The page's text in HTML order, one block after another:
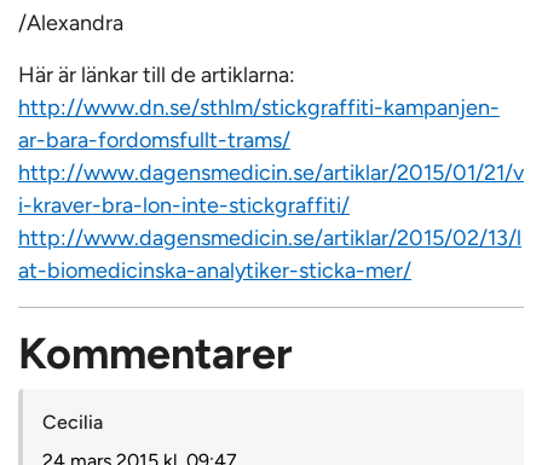
/Alexandra
Här är länkar till de artiklarna:
http://www.dn.se/sthlm/stickgraffiti-kampanjen-
ar-bara-fordomsfullt-trams/
http://www.dagensmedicin.se/artiklar/2015/01/21/v
i-kraver-bra-lon-inte-stickgraffiti/
http://www.dagensmedicin.se/artiklar/2015/02/13/l
at-biomedicinska-analytiker-sticka-mer/
Kommentarer
Cecilia